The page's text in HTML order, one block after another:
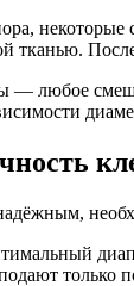
тканью.
любое
только